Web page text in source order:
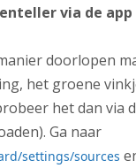
via de
doorlopen
het groene
het dan via
Ga naar
settings/sources